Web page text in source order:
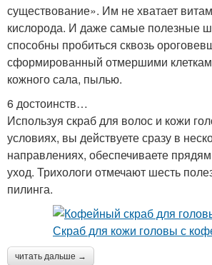
существование». Им не хватает
кислорода. И даже самые полезные
способны пробиться сквозь
сформированный отмершими
кожного сала, пылью.
6 достоинств…
Используя скраб для волос и кожи
условиях, вы действуете сразу в
направлениях, обеспечиваете
уход. Трихологи отмечают шесть
пилинга.
читать дальше →